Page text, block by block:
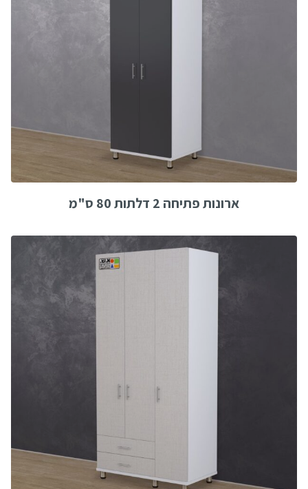
ארונות פתיחה 2 דלתות 80 ס"מ